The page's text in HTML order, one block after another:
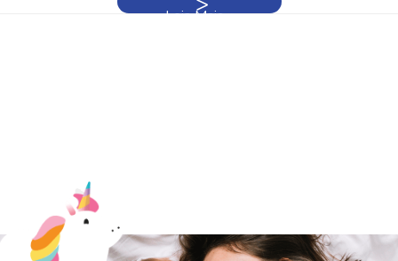
Leia Mais »